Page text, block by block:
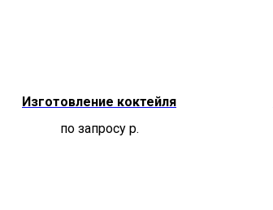
Изготовление коктейля
по запросу р.